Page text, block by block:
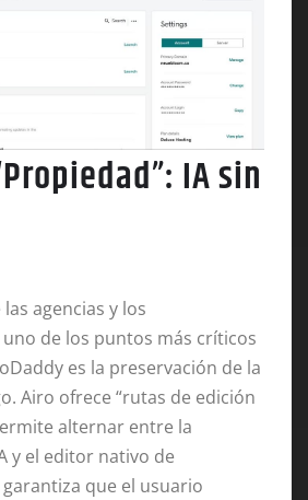
IA sin
agencias y los
de los puntos más críticos
es la preservación de la
Airo ofrece “rutas de edición
alternar entre la
y el editor nativo de
que el usuario